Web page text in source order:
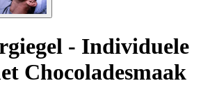
- Individuele
Chocoladesmaak